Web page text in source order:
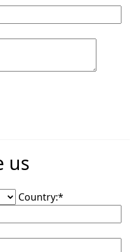
us
Country:*